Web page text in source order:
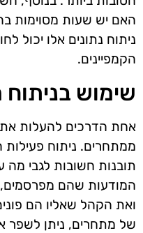
האם יש שעות מסוימות
ניתוח נתונים אלו יכול
הקמפיינים.
שימוש
אחת הדרכים להעלות את
ממתחרים. ניתוח פעילות
תובנות חשובות לגבי מה
המודעות שהם
ואת הקהל שאליו הם
של מתחרים, ניתן לשפר